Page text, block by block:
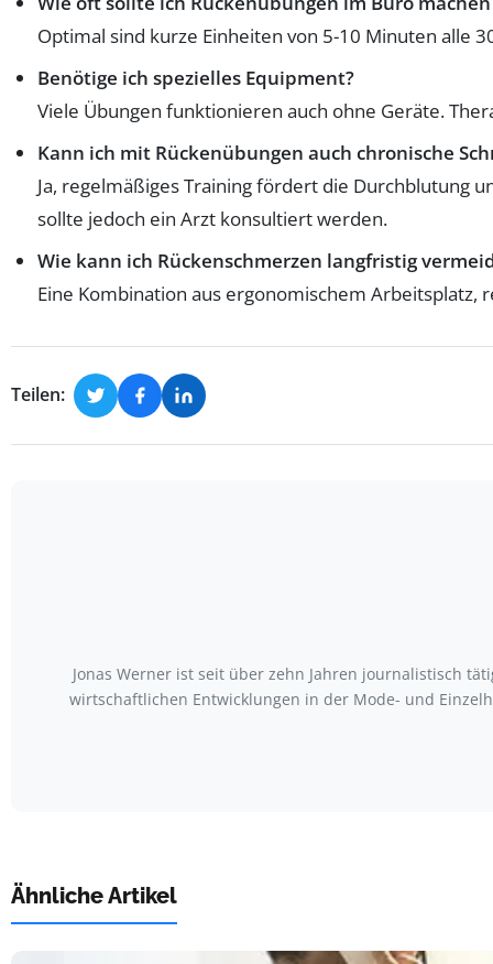
Optimal sind kurze Einheiten von 5-10 Minuten alle
Benötige ich spezielles Equipment?
Viele Übungen funktionieren auch ohne Geräte.
Kann ich mit Rückenübungen auch chronische
Ja, regelmäßiges Training fördert die Durchblutung
sollte jedoch ein Arzt konsultiert werden.
Wie kann ich Rückenschmerzen langfristig
Eine Kombination aus ergonomischem Arbeitsplatz,
Teilen:
Jonas Werner ist seit über zehn Jahren journalistisch
wirtschaftlichen Entwicklungen in der Mode- und
Ähnliche Artikel